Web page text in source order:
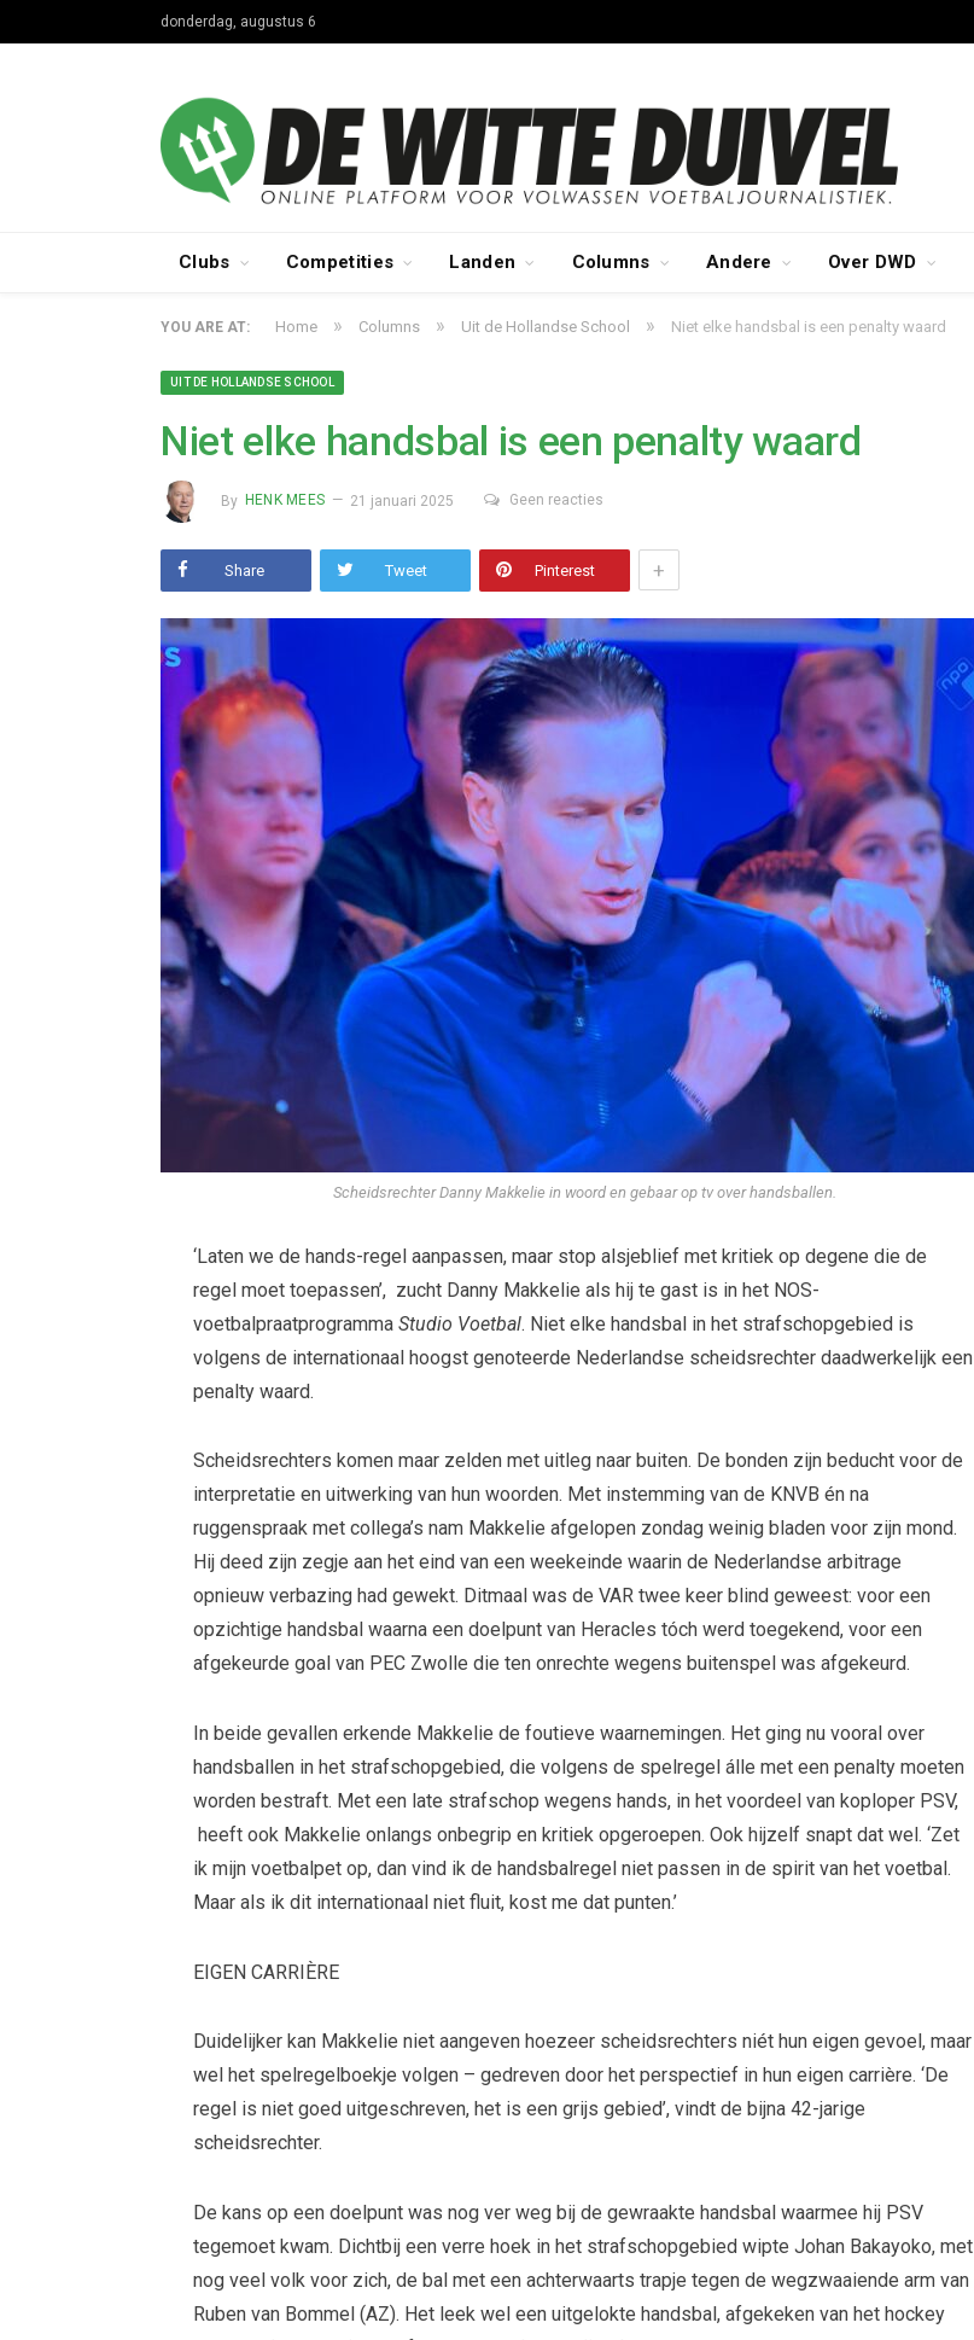
donderdag, augustus 6
Clubs Competities Landen Columns Andere Over DWD
YOU ARE AT: Home » Columns » Uit de Hollandse School » Niet elke handsbal is een penalty waard
UIT DE HOLLANDSE SCHOOL
Niet elke handsbal is een penalty waard
By HENK MEES 21 januari 2025 Geen reacties
Share Tweet Pinterest +
Scheidsrechter Danny Makkelie in woord en gebaar op tv over handsballen.
‘Laten we de hands-regel aanpassen, maar stop alsjeblief met kritiek op degene die de
regel moet toepassen’, zucht Danny Makkelie als hij te gast is in het NOS-
voetbalpraatprogrammaStudio Voetbal. Niet elke handsbal in het strafschopgebied is
volgens de internationaal hoogst genoteerde Nederlandse scheidsrechter daadwerkelijk een
penalty waard.
Scheidsrechters komen maar zelden met uitleg naar buiten. De bonden zijn beducht voor de
interpretatie en uitwerking van hun woorden. Met instemming van de KNVB én na
ruggenspraak met collega’s nam Makkelie afgelopen zondag weinig bladen voor zijn mond.
Hij deed zijn zegje aan het eind van een weekeinde waarin de Nederlandse arbitrage
opnieuw verbazing had gewekt. Ditmaal was de VAR twee keer blind geweest: voor een
opzichtige handsbal waarna een doelpunt van Heracles tóch werd toegekend, voor een
afgekeurde goal van PEC Zwolle die ten onrechte wegens buitenspel was afgekeurd.
In beide gevallen erkende Makkelie de foutieve waarnemingen. Het ging nu vooral over
handsballen in het strafschopgebied, die volgens de spelregel álle met een penalty moeten
worden bestraft. Met een late strafschop wegens hands, in het voordeel van koploper PSV,
heeft ook Makkelie onlangs onbegrip en kritiek opgeroepen. Ook hijzelf snapt dat wel. ‘Zet
ik mijn voetbalpet op, dan vind ik de handsbalregel niet passen in de spirit van het voetbal.
Maar als ik dit internationaal niet fluit, kost me dat punten.’
EIGEN CARRIÈRE
Duidelijker kan Makkelie niet aangeven hoezeer scheidsrechters niét hun eigen gevoel, maar
wel het spelregelboekje volgen – gedreven door het perspectief in hun eigen carrière. ‘De
regel is niet goed uitgeschreven, het is een grijs gebied’, vindt de bijna 42-jarige
scheidsrechter.
De kans op een doelpunt was nog ver weg bij de gewraakte handsbal waarmee hij PSV
tegemoet kwam. Dichtbij een verre hoek in het strafschopgebied wipte Johan Bakayoko, met
nog veel volk voor zich, de bal met een achterwaarts trapje tegen de wegzwaaiende arm van
Ruben van Bommel (AZ). Het leek wel een uitgelokte handsbal, afgekeken van het hockey